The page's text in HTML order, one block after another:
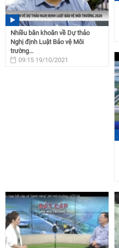
Nhiều băn khoăn về Dự thảo
Nghị định Luật Bảo vệ Môi
trường...
09:15 19/10/2021